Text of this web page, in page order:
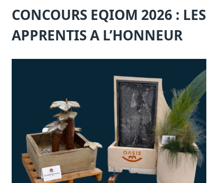
D
CONCOURS EQIOM 2026 : LES
APPRENTIS A L’HONNEUR